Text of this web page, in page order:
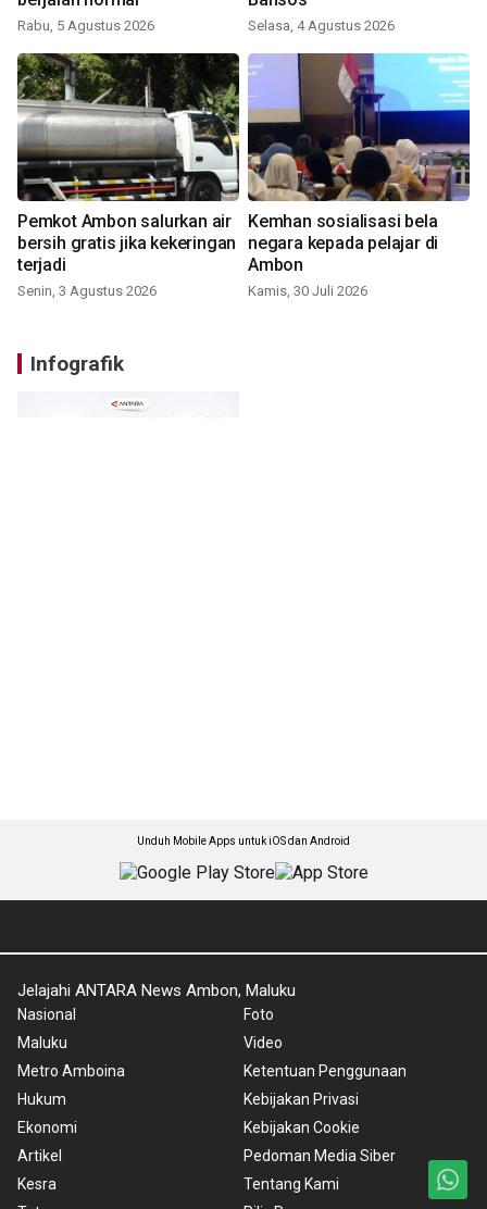
Rabu, 5 Agustus 2026 Selasa, 4 Agustus 2026
Pemkot Ambon salurkan air
bersih gratis jika kekeringan
terjadi
Senin, 3 Agustus 2026
Kemhan sosialisasi bela
negara kepada pelajar di
Ambon
Kamis, 30 Juli 2026
Infografik
Unduh Mobile Apps untuk iOS dan Android
Jelajahi ANTARA News Ambon, Maluku
Nasional
Maluku
Metro Amboina
Hukum
Ekonomi
Artikel
Kesra
Foto
Video
Ketentuan Penggunaan
Kebijakan Privasi
Kebijakan Cookie
Pedoman Media Siber
Tentang Kami